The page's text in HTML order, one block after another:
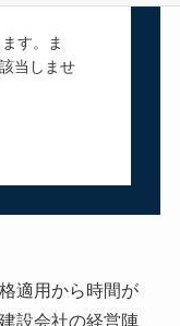
す。ま
当しませ
適用から時間が
設会社の経営陣